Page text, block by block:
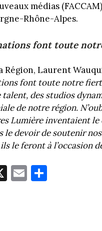
médias (FACCAM)
Rhône-Alpes.
font toute
Région, Laurent
font toute notre
des studios
de notre région.
Lumière inventaient le
le devoir de soutenir
le feront à l’occasion
X E
m